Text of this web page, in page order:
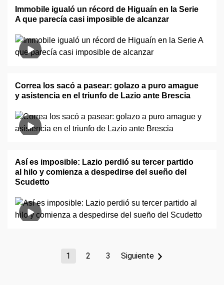
Immobile igualó un récord de Higuaín en la Serie
A que parecía casi imposible de alcanzar
Correa los sacó a pasear: golazo a puro amague
y asistencia en el triunfo de Lazio ante Brescia
Así es imposible: Lazio perdió su tercer partido
al hilo y comienza a despedirse del sueño del
Scudetto
1 2 3 Siguiente